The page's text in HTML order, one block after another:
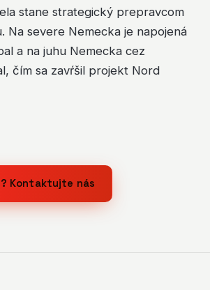
stane strategický prepravcom
Na severe Nemecka je napojená
a na juhu Nemecka cez
čím sa zavŕšil projekt Nord
Kontaktujte nás